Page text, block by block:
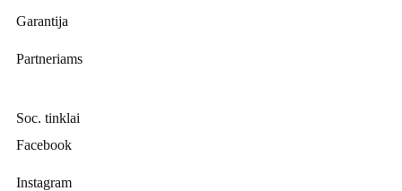
Garantija
Partneriams
Soc. tinklai
Facebook
Instagram